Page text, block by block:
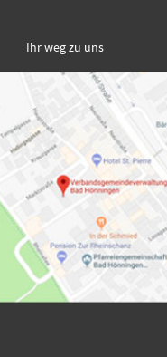
Ihr weg zu uns